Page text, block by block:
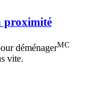
proximité
déménagerMC
vite.